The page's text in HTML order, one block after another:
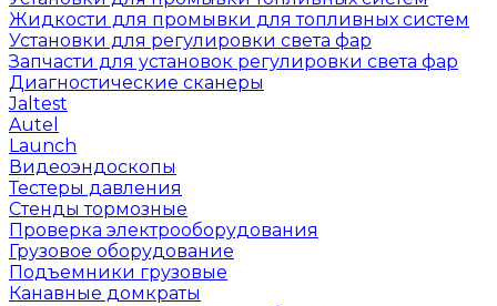
Жидкости для промывки для топливных систем
Установки для регулировки света фар
Запчасти для установок регулировки света фар
Диагностические сканеры
Jaltest
Autel
Launch
Видеоэндоскопы
Тестеры давления
Стенды тормозные
Проверка электрооборудования
Грузовое оборудование
Подъемники грузовые
Канавные домкраты